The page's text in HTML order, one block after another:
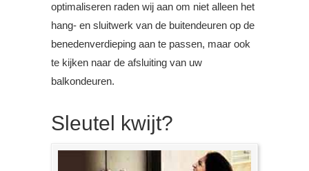
optimaliseren raden wij aan om niet alleen het
hang- en sluitwerk van de buitendeuren op de
benedenverdieping aan te passen, maar ook
te kijken naar de afsluiting van uw
balkondeuren.
Sleutel kwijt?